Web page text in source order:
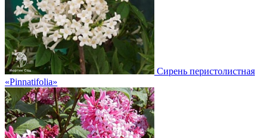
Сирень перистолистная
«Pinnatifolia»